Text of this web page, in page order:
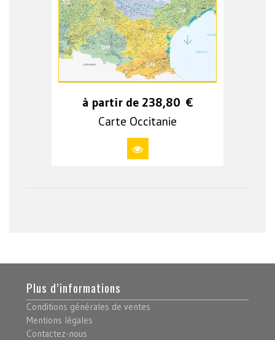
à partir de 238,80 €
Carte Occitanie
Plus d’informations
Conditions générales de ventes
Mentions légales
Contactez-nous